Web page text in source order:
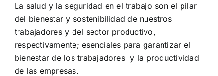
La salud y la seguridad en el trabajo son el pilar
del bienestar y sostenibilidad de nuestros
trabajadores y del sector productivo,
respectivamente; esenciales para garantizar el
bienestar de los trabajadores y la productividad
de las empresas.